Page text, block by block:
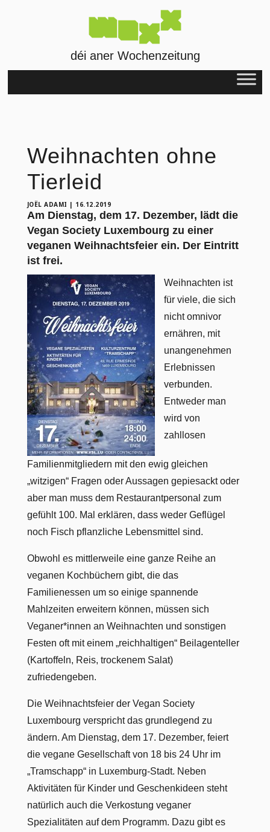
déi aner Wochenzeitung
Weihnachten ohne
Tierleid
JOËL ADAMI | 16.12.2019
Am Dienstag, dem 17. Dezember, lädt die
Vegan Society Luxembourg zu einer
veganen Weihnachtsfeier ein. Der Eintritt
ist frei.
Weihnachten ist
für viele, die sich
nicht omnivor
ernähren, mit
unangenehmen
Erlebnissen
verbunden.
Entweder man
wird von
zahllosen
Familienmitgliedern mit den ewig gleichen
„witzigen“ Fragen oder Aussagen gepiesackt oder
aber man muss dem Restaurantpersonal zum
gefühlt 100. Mal erklären, dass weder Geflügel
noch Fisch pflanzliche Lebensmittel sind.
Obwohl es mittlerweile eine ganze Reihe an
veganen Kochbüchern gibt, die das
Familienessen um so einige spannende
Mahlzeiten erweitern können, müssen sich
Veganer*innen an Weihnachten und sonstigen
Festen oft mit einem „reichhaltigen“ Beilagenteller
(Kartoffeln, Reis, trockenem Salat)
zufriedengeben.
Die Weihnachtsfeier der Vegan Society
Luxembourg verspricht das grundlegend zu
ändern. Am Dienstag, dem 17. Dezember, feiert
die vegane Gesellschaft von 18 bis 24 Uhr im
„Tramschapp“ in Luxemburg-Stadt. Neben
Aktivitäten für Kinder und Geschenkideen steht
natürlich auch die Verkostung veganer
Spezialitäten auf dem Programm. Dazu gibt es